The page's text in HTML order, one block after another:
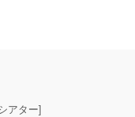
アター]